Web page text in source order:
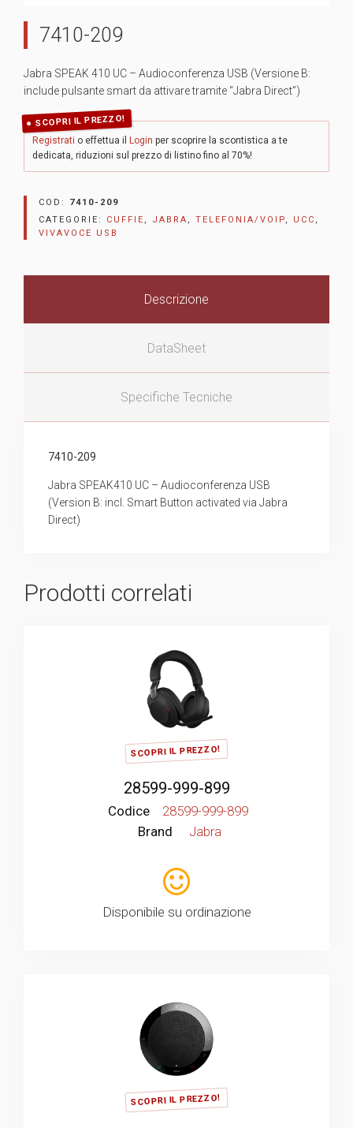
7410-209
Jabra SPEAK 410 UC – Audioconferenza USB (Versione B:
include pulsante smart da attivare tramite “Jabra Direct”)
SCOPRI IL PREZZO!
Registrati o effettua il Login per scoprire la scontistica a te
dedicata, riduzioni sul prezzo di listino fino al 70%!
COD: 7410-209
CATEGORIE: CUFFIE , JABRA , TELEFONIA/VOIP, UCC ,
VIVAVOCE USB
Descrizione
DataSheet
Specifiche Tecniche
7410-209
Jabra SPEAK410 UC – Audioconferenza USB
(Version B: incl. Smart Button activated via Jabra
Direct)
Prodotti correlati
SCOPRI IL PREZZO!
28599-999-899
Codice
28599-999-899
Brand
Jabra
Disponibile su ordinazione
SCOPRI IL PREZZO!